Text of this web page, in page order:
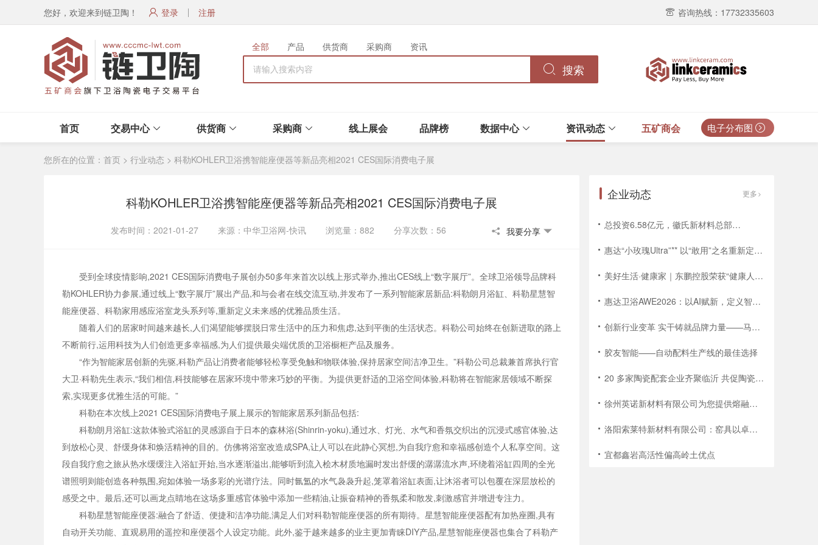
您好，欢迎来到链卫陶！ 登录 注册 咨询热线：17732335603
全部 产品 供货商 采购商
资讯
搜索
首页 交易中心 供货商 采购商 线上展会 品牌榜 数据中心 资讯动态 五矿商会 电子分布图
您所在的位置： 首页 > 行业动态 > 科勒KOHLER卫浴携智能座便器等新品亮相2021 CES国际消费电子展
科勒KOHLER卫浴携智能座便器等新品亮相2021 CES国际消费电子展
发布时间：2021-01-27 来源：中华卫浴网-快讯 浏览量：882 分享次数：56 我要分享
受到全球疫情影响,2021 CES国际消费电子展创办50多年来首次以线上形式举办,推出CES线上“数字展厅”。全球卫浴领导品牌科
勒KOHLER协力参展,通过线上“数字展厅”展出产品,和与会者在线交流互动,并发布了一系列智能家居新品:科勒朗月浴缸、科勒星慧智
能座便器、科勒家用感应浴室龙头系列等,重新定义未来感的优雅品质生活。
随着人们的居家时间越来越长,人们渴望能够摆脱日常生活中的压力和焦虑,达到平衡的生活状态。科勒公司始终在创新进取的路上
不断前行,运用科技为人们创造更多幸福感,为人们提供最尖端优质的卫浴橱柜产品及服务。
“作为智能家居创新的先驱,科勒产品让消费者能够轻松享受免触和物联体验,保持居家空间洁净卫生。”科勒公司总裁兼首席执行官
大卫·科勒先生表示,“我们相信,科技能够在居家环境中带来巧妙的平衡。为提供更舒适的卫浴空间体验,科勒将在智能家居领域不断探
索,实现更多优雅生活的可能。”
科勒在本次线上2021 CES国际消费电子展上展示的智能家居系列新品包括:
科勒朗月浴缸:这款体验式浴缸的灵感源自于日本的森林浴(Shinrin-yoku),通过水、灯光、水气和香氛交织出的沉浸式感官体验,达
到放松心灵、舒缓身体和焕活精神的目的。仿佛将浴室改造成SPA,让人可以在此静心冥想,为自我疗愈和幸福感创造个人私享空间。这
段自我疗愈之旅从热水缓缓注入浴缸开始,当水逐渐溢出,能够听到流入桧木材质地漏时发出舒缓的潺潺流水声,环绕着浴缸四周的全光
谱照明则能创造各种氛围,宛如体验一场多彩的光谱疗法。同时氤氲的水气袅袅升起,笼罩着浴缸表面,让沐浴者可以包覆在深层放松的
感受之中。最后,还可以画龙点睛地在这场多重感官体验中添加一些精油,让振奋精神的香氛柔和散发,刺激感官并增进专注力。
科勒星慧智能座便器:融合了舒适、便捷和洁净功能,满足人们对科勒智能座便器的所有期待。星慧智能座便器配有加热座圈,具有
自动开关功能、直观易用的遥控和座便器个人设定功能。此外,鉴于越来越多的业主更加青睐DIY产品,星慧智能座便器也集合了科勒产
企业动态 更多
总投资6.58亿元，徽氏新材料总部及胶粘材料研发生产基地项目开工
惠达“小玫瑰Ultra”** 以“敢用”之名重新定义女性健康
美好生活·健康家｜东鹏控股荣获“健康人居公益发展杰出贡献品牌”
惠达卫浴AWE2026：以AI赋新，定义智能健康卫浴新未来
创新行业变革 实干铸就品牌力量——马可波罗控股董事长黄建平获“中国建筑陶瓷、卫生洁具行业终身成就奖”
胶友智能——自动配料生产线的最佳选择
20 多家陶瓷配套企业齐聚临沂 共促陶瓷产业交流合作
徐州英诺新材料有限公司为您提供熔融石英、硅微粉优质产品！
洛阳索莱特新材料有限公司：窑具以卓越品质促进行业高质量发展
宜都鑫岩高活性偏高岭土优点